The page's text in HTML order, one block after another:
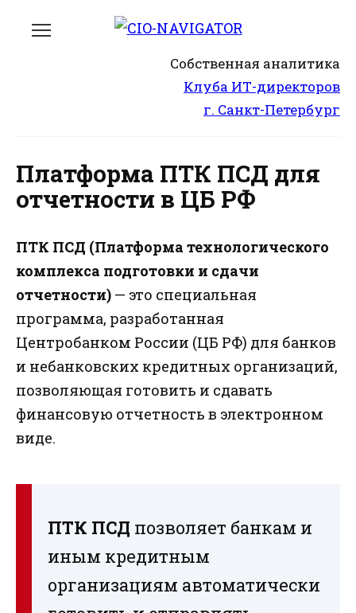
Собственная аналитика
Клуба ИТ-директоров
г. Санкт-Петербург
Платформа ПТК ПСД для
отчетности в ЦБ РФ
ПТК ПСД (Платформа технологического
комплекса подготовки и сдачи
отчетности) — это специальная
программа, разработанная
Центробанком России (ЦБ РФ) для банков
и небанковских кредитных организаций,
позволяющая готовить и сдавать
финансовую отчетность в электронном
виде.
ПТК ПСД позволяет банкам и
иным кредитным
организациям автоматически